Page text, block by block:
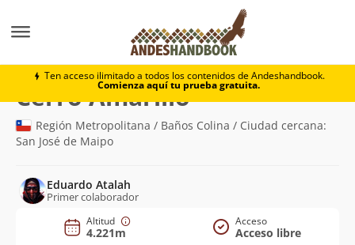
Ten acceso ilimitado a todos los contenidos de Andeshandbook.
Comienza aquí tu prueba gratuita.
Cerro Amarillo
Cerro Amarillo(4.221m)
Región Metropolitana / Baños Colina / Ciudad cercana:
San José de Maipo
Eduardo Atalah
Primer colaborador
Altitud
4.221m
Acceso
Acceso libre